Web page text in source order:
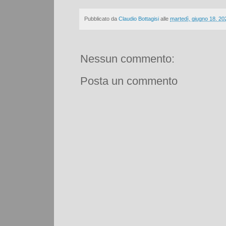
Pubblicato da Claudio Bottagisi alle martedì, giugno 18,
Nessun commento:
Posta un commento